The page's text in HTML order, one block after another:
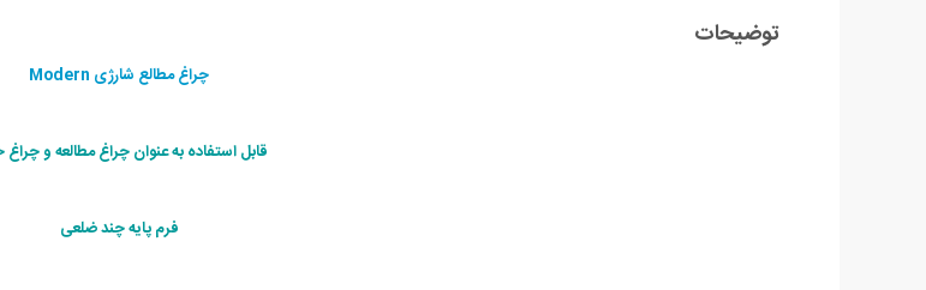
توضیحات
چراغ مطالع شارژی Modern
قابل استفاده به عنوان چراغ مطالعه و
فرم پایه چند ضلعی